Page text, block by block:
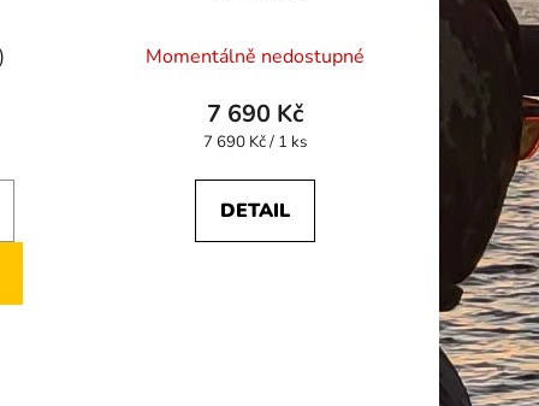
Momentálně nedostupné
7 690 Kč
Měrná
7 690 Kč / 1 ks
DETAIL